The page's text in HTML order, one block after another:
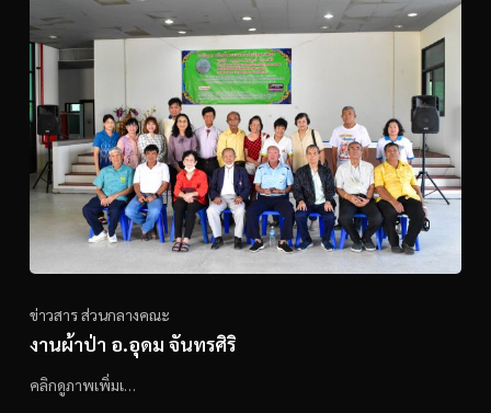
ข่าวสาร ส่วนกลางคณะ
งานผ้าป่า อ.อุดม จันทรศิริ
คลิกดูภาพเพิ่มเ…